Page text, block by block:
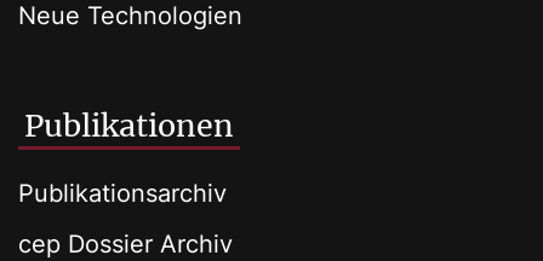
Neue Technologien
Publikationen
Publikationsarchiv
cep Dossier Archiv